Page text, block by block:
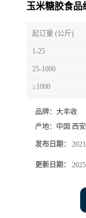
玉米糖胶食
起订量 (公斤)
1-25
25-1000
≥1000
品牌： 大丰收
产地： 中国 西安
发布日期：
更新日期：